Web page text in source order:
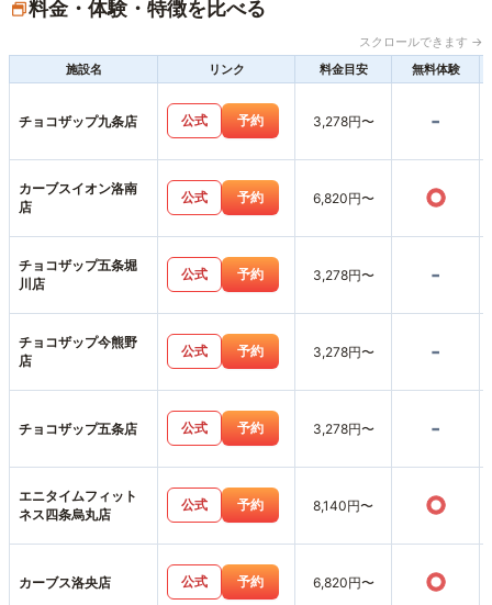
料金・体験・特徴を比べる
スクロールできます →
施設名
リンク 料金目安 無料体験
チョコザップ九条店 公式 予約 3,278円〜 -
カーブスイオン洛南
店
公式 予約 6,820円〜 ○
チョコザップ五条堀
川店
公式 予約 3,278円〜 -
チョコザップ今熊野
店
公式 予約 3,278円〜 -
チョコザップ五条店 公式 予約 3,278円〜 -
エニタイムフィット
ネス四条烏丸店
公式 予約 8,140円〜 ○
カーブス洛央店 公式 予約 6,820円〜 ○